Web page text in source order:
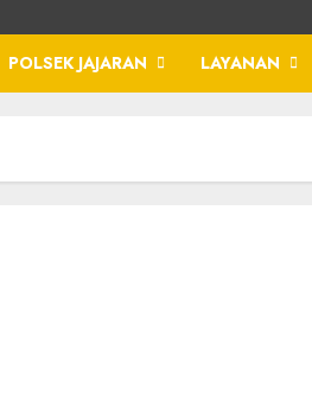
POLSEK JAJARAN LAYANAN